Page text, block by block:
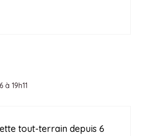
à 19h11
tout-terrain depuis 6